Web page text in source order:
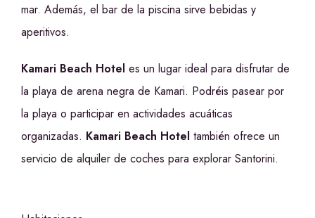
mar. Además, el bar de la piscina sirve bebidas y
aperitivos.
Kamari Beach Hotel es un lugar ideal para disfrutar de
la playa de arena negra de Kamari. Podréis pasear por
la playa o participar en actividades acuáticas
organizadas. Kamari Beach Hotel también ofrece un
servicio de alquiler de coches para explorar Santorini.